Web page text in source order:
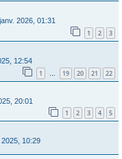
2026, 01:31
1 2 3
12:54
1 … 19 20 21 22
20:01
1 2 3 4 5
10:29